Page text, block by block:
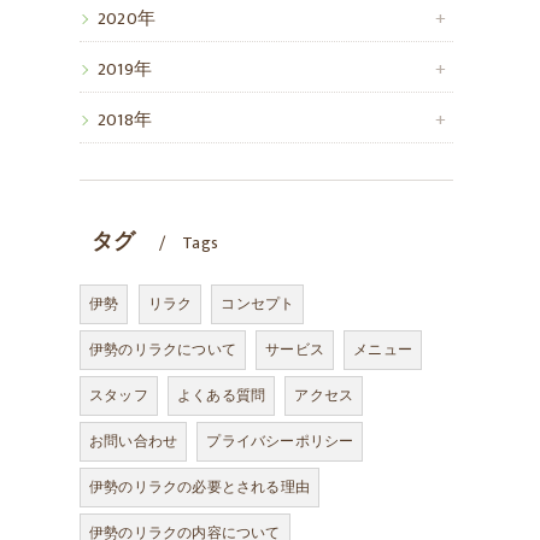
2020年
2019年
2018年
タグ Tags
伊勢 リラク
コンセプト
伊勢のリラクについて
サービス
メニュー
スタッフ
よくある質問
アクセス
お問い合わせ
プライバシーポリシー
伊勢のリラクの必要とされる理由
伊勢のリラクの内容について